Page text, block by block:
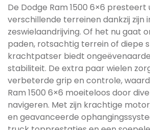
De Dodge Ram 1500 6×6
verschillende terreinen dankzij zijn
zeswielaandrijving. Of het nu gaat
paden, rotsachtig terrein of diepe
krachtpatser biedt
stabiliteit. De extra paar wielen
verbeterde grip en controle,
Ram 1500 6×6 moeiteloos door
navigeren. Met zijn krachtige
en geavanceerde